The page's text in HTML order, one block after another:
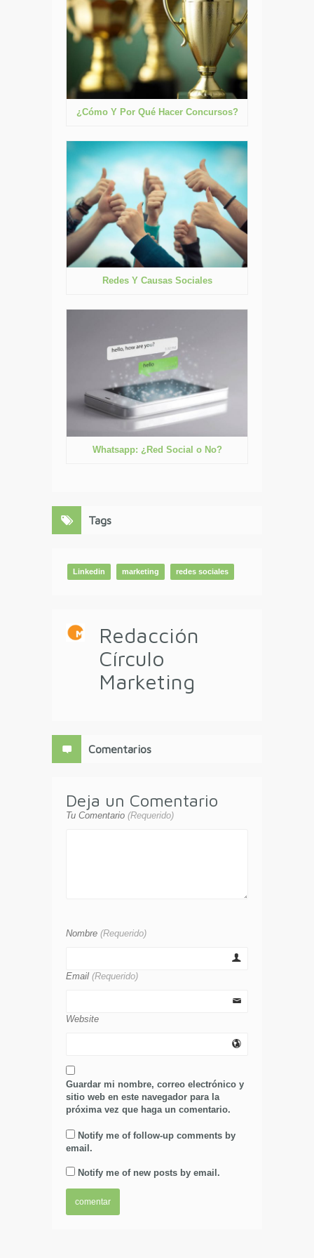
¿Cómo Y Por Qué Hacer Concursos?
Redes Y Causas Sociales
Whatsapp: ¿Red Social o No?
Tags
Linkedin marketing redes sociales
Redacción
Círculo
Marketing
Comentarios
Deja un Comentario
Tu Comentario (Requerido)
Nombre (Requerido)
Email (Requerido)
Website
Guardar mi nombre, correo electrónico y
sitio web en este navegador para la
próxima vez que haga un comentario.
Notify me of follow-up comments by
email.
Notify me of new posts by email.